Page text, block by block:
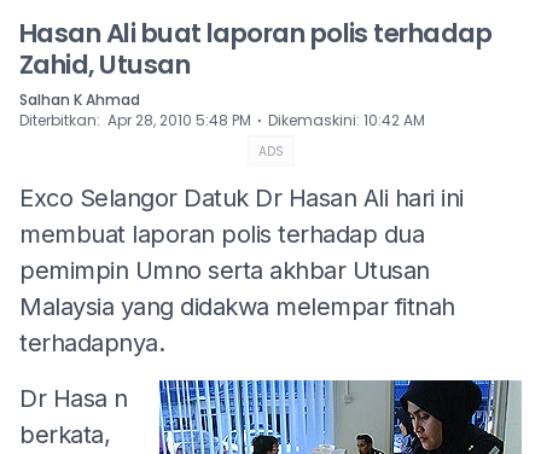
Hasan Ali buat laporan polis terhadap
Zahid, Utusan
Salhan K Ahmad
Diterbitkan: Apr 28, 2010 5:48 PM ⋅ Dikemaskini: 10:42 AM
ADS
Exco Selangor Datuk Dr Hasan Ali hari ini
membuat laporan polis terhadap dua
pemimpin Umno serta akhbar Utusan
Malaysia yang didakwa melempar fitnah
terhadapnya.
Dr Hasa n
berkata,